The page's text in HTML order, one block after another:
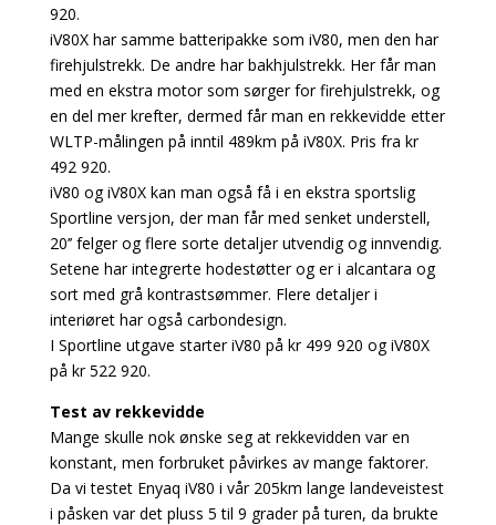
920.
iV80X har samme batteripakke som iV80, men den har
firehjulstrekk. De andre har bakhjulstrekk. Her får man
med en ekstra motor som sørger for firehjulstrekk, og
en del mer krefter, dermed får man en rekkevidde etter
WLTP-målingen på inntil 489km på iV80X. Pris fra kr
492 920.
iV80 og iV80X kan man også få i en ekstra sportslig
Sportline versjon, der man får med senket understell,
20’’ felger og flere sorte detaljer utvendig og innvendig.
Setene har integrerte hodestøtter og er i alcantara og
sort med grå kontrastsømmer. Flere detaljer i
interiøret har også carbondesign.
I Sportline utgave starter iV80 på kr 499 920 og iV80X
på kr 522 920.
Test av rekkevidde
Mange skulle nok ønske seg at rekkevidden var en
konstant, men forbruket påvirkes av mange faktorer.
Da vi testet Enyaq iV80 i vår 205km lange landeveistest
i påsken var det pluss 5 til 9 grader på turen, da brukte